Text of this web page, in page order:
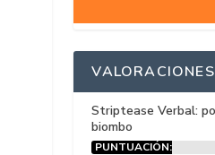
VALORACIONES
Striptease Verbal:
biombo
PUNTUACIÓN: